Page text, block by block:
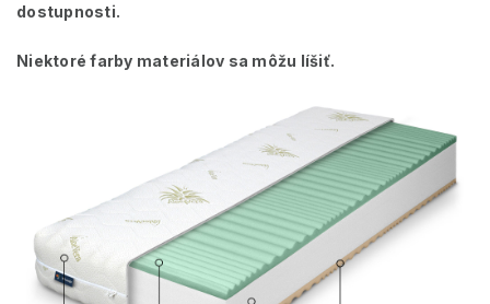
dostupnosti.
Niektoré farby materiálov sa môžu líšiť.